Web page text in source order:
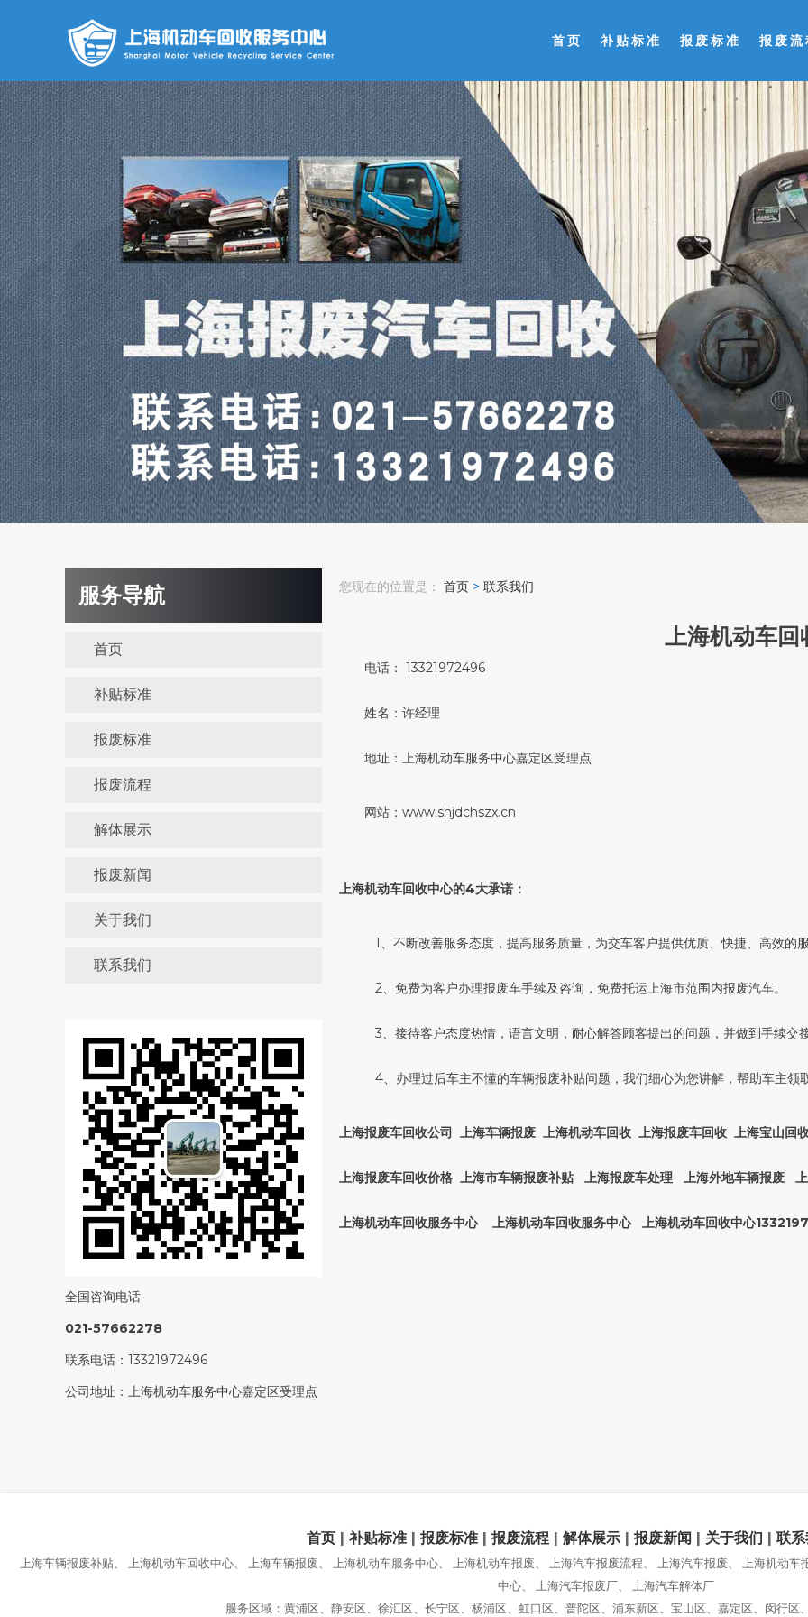
首页 补贴标准 报废标准 报废
服务导航
首页
补贴标准
报废标准
报废流程
解体展示
报废新闻
关于我们
联系我们
全国咨询电话
021-57662278
联系电话： 13321972496
公司地址： 上海机动车服务中心嘉定区受理点
您现在的位置是： 首页 > 联系我们
上海机动车回
电话： 13321972496
姓名：许经理
地址：上海机动车服务中心嘉定区受理点
网站：www.shjdchszx.cn
上海机动车回收中心的4大承诺：
1、不断改善服务态度，提高服务质量，为交车客户提供优质、快捷、高效的
2、免费为客户办理报废车手续及咨询，免费托运上海市范围内报废汽车。
3、接待客户态度热情，语言文明，耐心解答顾客提出的问题，并做到手续交
4、办理过后车主不懂的车辆报废补贴问题，我们细心为您讲解，帮助车主领
上海报废车回收公司 上海车辆报废 上海机动车回收 上海报废车回收 上海宝山
上海报废车回收价格 上海市车辆报废补贴 上海报废车处理 上海外地车辆报废
上海机动车回收服务中心 上海机动车回收服务中心 上海机动车回收中心
首页 | 补贴标准 | 报废标准 | 报废流程 | 解体展示 | 报废新闻 | 关于我们 | 联
上海车辆报废补贴、 上海机动车回收中心、 上海车辆报废、 上海机动车服务中心、 上海机动车报废、 上海汽车报废流程、 上海汽车报废、 上海机动
中心、 上海汽车报废厂、 上海汽车解体厂
服务区域：黄浦区、静安区、徐汇区、长宁区、杨浦区、虹口区、普陀区、浦东新区、宝山区、嘉定区、闵行区